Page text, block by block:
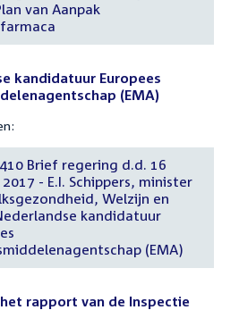
van Aanpak
kandidatuur Europees
(EMA)
Brief regering d.d. 16
- E.I. Schippers, minister
Welzijn en
kandidatuur
(EMA)
rapport van de Inspectie